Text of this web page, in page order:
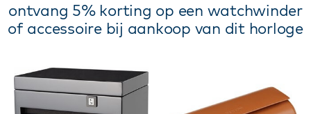
ontvang 5% korting op een watchwinder
of accessoire bij aankoop van dit horloge